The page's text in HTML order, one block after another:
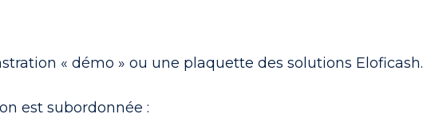
« démo » ou une plaquette des solutions Eloficash.
est subordonnée :